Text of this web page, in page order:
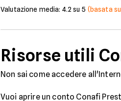
Valutazione media: 4.2 su 5 (basata
Risorse utili
Non sai come accedere
Vuoi aprire un conto Conafi